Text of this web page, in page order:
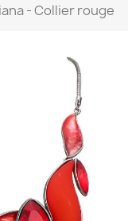
- Collier rouge